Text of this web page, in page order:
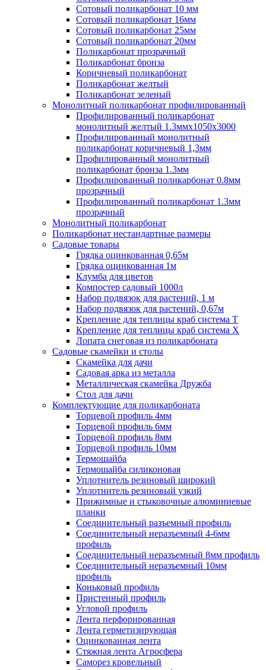
Сотовый поликарбонат 10 мм
Сотовый поликарбонат 16мм
Сотовый поликарбонат 25мм
Сотовый поликарбонат 20мм
Поликарбонат прозрачный
Поликарбонат бронза
Коричневый поликарбонат
Поликарбонат желтый
Поликарбонат зеленый
Монолитный поликарбонат профилированный
Профилированный поликарбонат
монолитный желтый 1.3ммх1050х3000
Профилированный монолитный
поликарбонат коричневый 1,3мм
Профилированный монолитный
поликарбонат бронза 1.3мм
Профилированный поликарбонат 0.8мм
прозрачный
Профилированный поликарбонат 1.3мм
прозрачный
Монолитный поликарбонат
Поликарбонат нестандартные размеры
Садовые товары
Грядка оцинкованная 0,65м
Грядка оцинкованная 1м
Клумба для цветов
Компостер садовый 1000л
Набор подвязок для растений, 1 м
Набор подвязок для растений, 0,67м
Крепление для теплицы краб система Т
Крепление для теплицы краб система Х
Лопата снеговая из поликарбоната
Садовые скамейки и столы
Скамейка для дачи
Садовая арка из металла
Металлическая скамейка Дружба
Стол для дачи
Комплектующие для поликарбоната
Торцевой профиль 4мм
Торцевой профиль 6мм
Торцевой профиль 8мм
Торцевой профиль 10мм
Термошайба
Термошайба силиконовая
Уплотнитель резиновый широкий
Уплотнитель резиновый узкий
Прижимные и стыковочные алюминиевые
планки
Соединительный разъемный профиль
Соединительный неразъемный 4-6мм
профиль
Соединительный неразъемный 8мм профиль
Соединительный неразъемный 10мм
профиль
Коньковый профиль
Пристенный профиль
Угловой профиль
Лента перфорированная
Лента герметизирующая
Оцинкованная лента
Стяжная лента Агросфера
Саморез кровельный